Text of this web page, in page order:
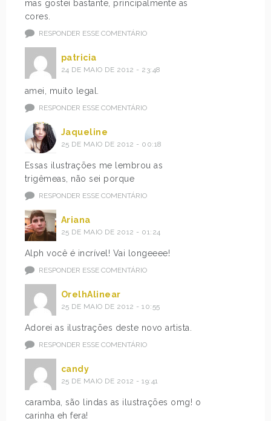
mas gostei bastante, principalmente as
cores.
RESPONDER ESSE COMENTÁRIO
patricia
24 DE MAIO DE 2012 - 23:48
amei, muito legal.
RESPONDER ESSE COMENTÁRIO
Jaqueline
25 DE MAIO DE 2012 - 00:18
Essas ilustrações me lembrou as
trigêmeas, não sei porque
RESPONDER ESSE COMENTÁRIO
Ariana
25 DE MAIO DE 2012 - 01:24
Alph você é incrível! Vai longeeee!
RESPONDER ESSE COMENTÁRIO
OrelhAlinear
25 DE MAIO DE 2012 - 10:55
Adorei as ilustrações deste novo artista.
RESPONDER ESSE COMENTÁRIO
candy
25 DE MAIO DE 2012 - 19:41
caramba, são lindas as ilustrações omg! o
carinha eh fera!